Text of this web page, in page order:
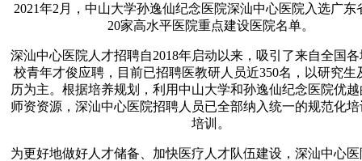
2021年2月，中山大学孙逸仙纪念医院深汕中心医院入选广东
20家高水平医院重点建设医院名单。
深汕中心医院人才招聘自2018年启动以来，吸引了来自全国
校青年才俊应聘，目前已招聘医教研人员近350名，以研究生
历为主。根据培养规划，利用中山大学和孙逸仙纪念医院优
师资资源，深汕中心医院招聘人员已全部纳入统一的规范化
培训。
为更好地做好人才储备、加快医疗人才队伍建设，深汕中心